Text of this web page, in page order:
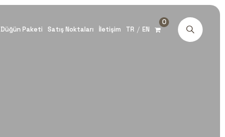
Düğün Paketi Satış Noktaları İletişim TR / EN
0